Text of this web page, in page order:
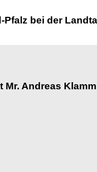
bei der
Andreas Klamm